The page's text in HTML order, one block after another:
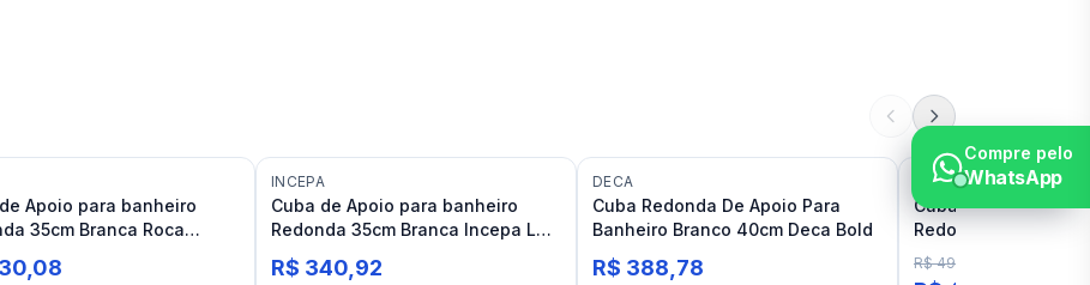
Apoio para banheiro
35cm Branca Roca
CR35
INCEPA
Cuba de Apoio para banheiro
Redonda 35cm Branca Incepa Loft
R$ 340,92
DECA
Cuba Redonda De Apoio Para
Banheiro Branco 40cm Deca Bold
R$ 388,78
DECA
Cuba de Apoio para
Redonda 30cm
L.12030
R$ 493,95
Compre pelo
WhatsApp